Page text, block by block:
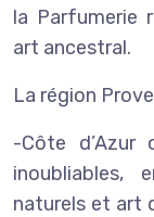
la Parfumerie
art ancestral.
La région
-Côte d’Azur
inoubliables,
naturels et art